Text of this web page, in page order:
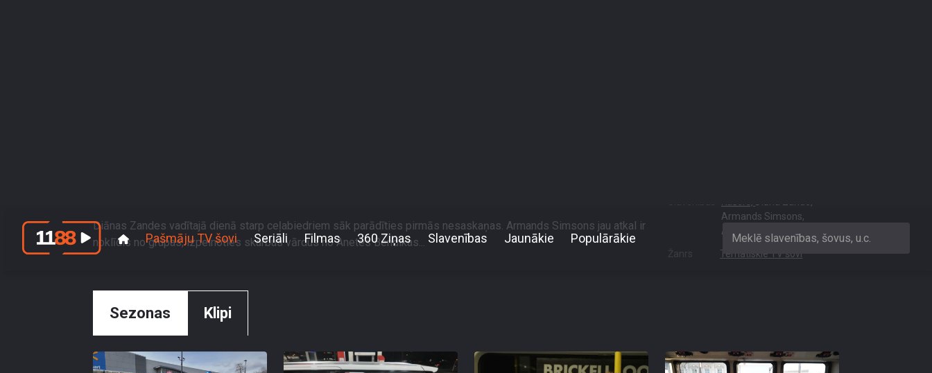
noklīdis no grupas, izpelnoties skarbus vārdus no Anetes Bendikas...
Anete Bendika
Tematiskie TV šovi
Sezonas Klipi